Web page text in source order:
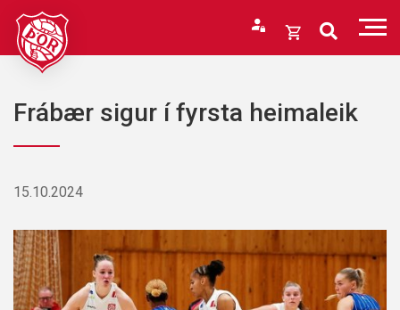
Fara
efni
Opna
Karfan þín
Frábær sigur í fyrsta heimaleik
15.10.2024